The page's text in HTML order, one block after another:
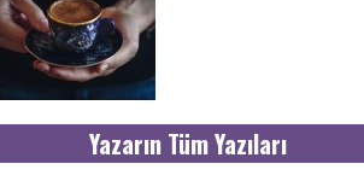
Yazarın Tüm Yazıları